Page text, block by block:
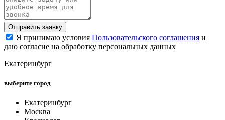
Отправить заявку
Я принимаю условия Пользовательского соглашения и
даю согласие на обработку персональных данных
Екатеринбург
выберите город
Екатеринбург
Москва